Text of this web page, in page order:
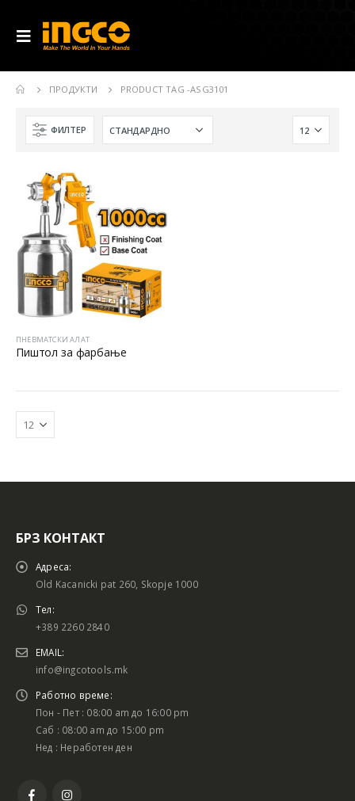
ПРОДУКТИ PRODUCT TAG -ASG3101
ФИЛТЕР
ПНЕВМАТСКИ АЛАТ
Пиштол за фарбање
БРЗ КОНТАКТ
Адреса:
Old Kacanicki pat 260, Skopje 1000
Тел:
+389 2260 2840
EMAIL:
info@ingcotools.mk
Работно време:
Пон - Пет : 08:00 am до 16:00 pm
Саб : 08:00 am до 15:00 pm
Нед : Неработен ден